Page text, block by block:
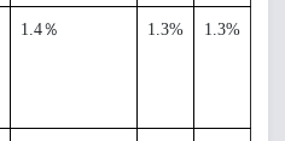
1.4％ 1.3% 1.3%